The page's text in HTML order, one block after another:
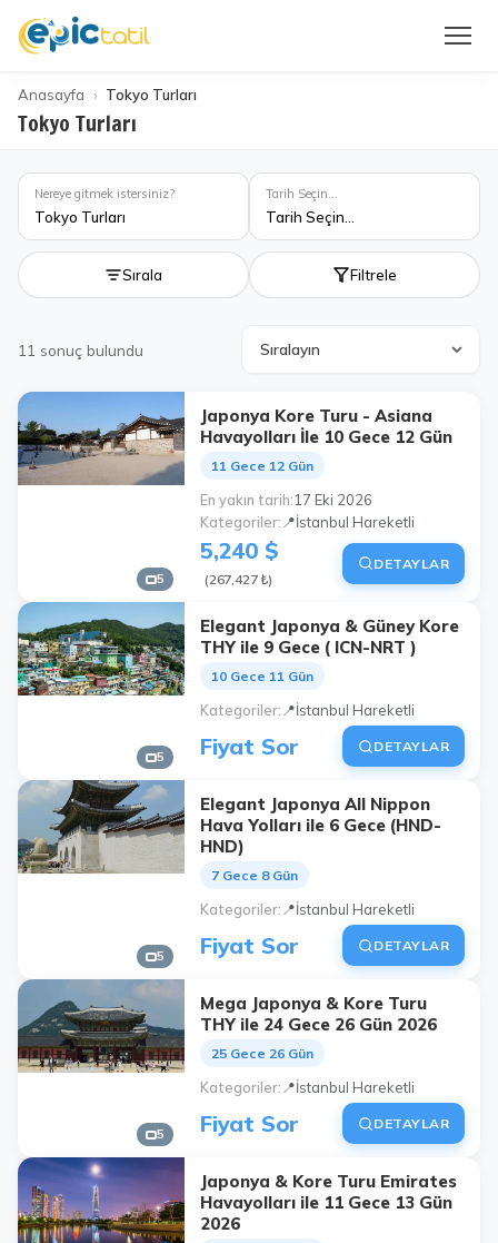
Anasayfa Tokyo Turları
Tokyo Turları
Nereye gitmek istersiniz?
Tokyo Turları
Tarih Seçin...
Tarih Seçin...
Sırala Filtrele
11 sonuç bulundu
5
Japonya Kore Turu - Asiana
Havayolları İle 10 Gece 12 Gün
11 Gece 12 Gün
En yakın tarih 17 Eki 2026
Kategoriler 📍İstanbul Hareketli
5,240 $
(267,427 ₺)
DETAYLAR
5
Elegant Japonya & Güney Kore
THY ile 9 Gece ( ICN-NRT )
10 Gece 11 Gün
Kategoriler 📍İstanbul Hareketli
Fiyat Sor DETAYLAR
5
Elegant Japonya All Nippon
Hava Yolları ile 6 Gece (HND-
HND)
7 Gece 8 Gün
Kategoriler 📍İstanbul Hareketli
Fiyat Sor DETAYLAR
5
Mega Japonya & Kore Turu
THY ile 24 Gece 26 Gün 2026
25 Gece 26 Gün
Kategoriler 📍İstanbul Hareketli
Fiyat Sor DETAYLAR
Japonya & Kore Turu Emirates
Havayolları ile 11 Gece 13 Gün
2026